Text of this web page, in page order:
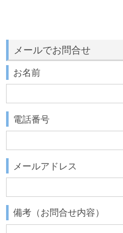
メールでお問合せ
お名前
電話番号
メールアドレス
備考（お問合せ内容）